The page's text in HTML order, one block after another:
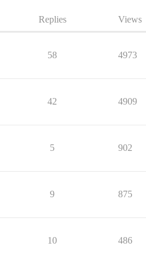
Replies Views
58 4973
42 4909
5 902
9 875
10 486